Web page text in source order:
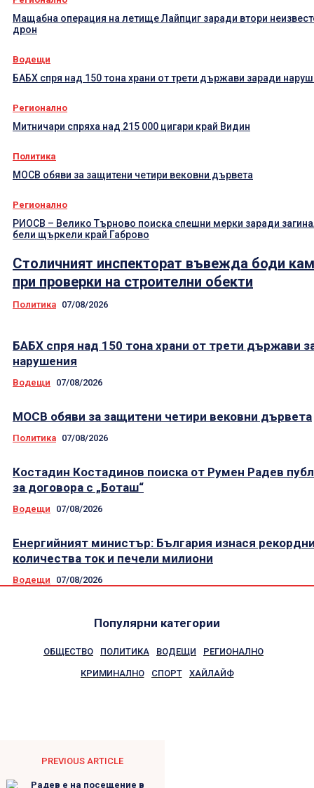
Мащабна операция на летище Лайпциг заради втори
дрон
Водещи
БАБХ спря над 150 тона храни от трети държави заради
Регионално
Митничари спряха над 215 000 цигари край Видин
Политика
МОСВ обяви за защитени четири вековни дървета
Регионално
РИОСВ – Велико Търново поиска спешни мерки заради
бели щъркели край Габрово
Столичният инспекторат въвежда боди
при проверки на строителни обекти
Политика 07/08/2026
БАБХ спря над 150 тона храни от трети държави
нарушения
Водещи 07/08/2026
МОСВ обяви за защитени четири вековни дървета
Политика 07/08/2026
Костадин Костадинов поиска от Румен Радев
за договора с „Боташ“
Водещи 07/08/2026
Енергийният министър: България изнася
количества ток и печели милиони
Водещи 07/08/2026
Популярни категории
ОБЩЕСТВО ПОЛИТИКА ВОДЕЩИ РЕГИОНАЛНО
КРИМИНАЛНО СПОРТ ХАЙЛАЙФ
PREVIOUS ARTICLE